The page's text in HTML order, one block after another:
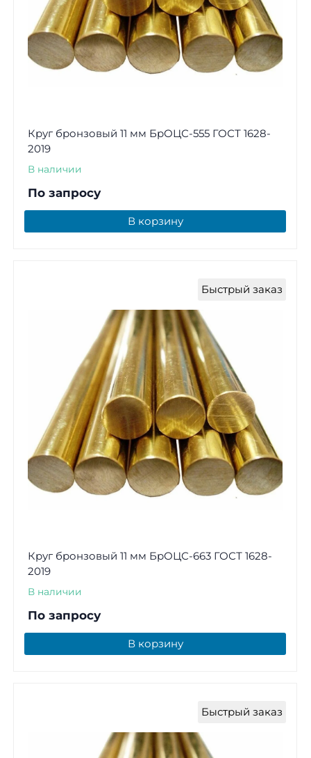
Круг бронзовый 11 мм БрОЦС-555 ГОСТ 1628-
2019
В наличии
По запросу
В корзину
Быстрый заказ
Круг бронзовый 11 мм БрОЦС-663 ГОСТ 1628-
2019
В наличии
По запросу
В корзину
Быстрый заказ